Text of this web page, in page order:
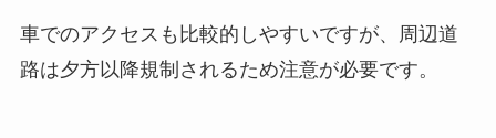
車でのアクセスも比較的しやすいですが、周辺道
路は夕方以降規制されるため注意が必要です。